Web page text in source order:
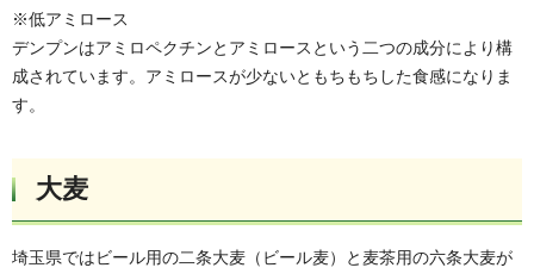
※低アミロース
デンプンはアミロペクチンとアミロースという二つの成分により構
成されています。アミロースが少ないともちもちした食感になりま
す。
大麦
埼玉県ではビール用の二条大麦（ビール麦）と麦茶用の六条大麦が